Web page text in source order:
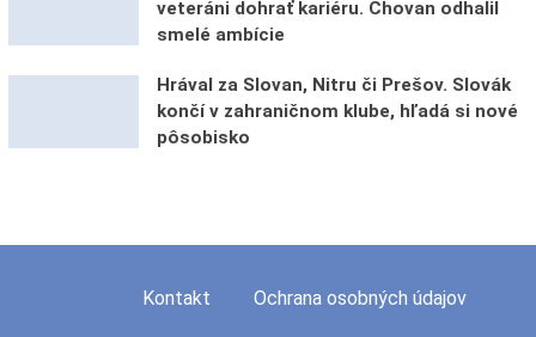
veteráni dohrať kariéru. Chovan odhalil
smelé ambície
Hrával za Slovan, Nitru či Prešov. Slovák
končí v zahraničnom klube, hľadá si nové
pôsobisko
Kontakt Ochrana osobných údajov